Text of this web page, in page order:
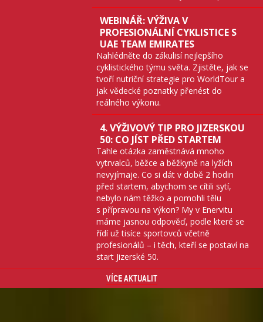
WEBINÁŘ: VÝŽIVA V
PROFESIONÁLNÍ CYKLISTICE S
UAE TEAM EMIRATES
Nahlédněte do zákulisí nejlepšího
cyklistického týmu světa. Zjistěte, jak se
tvoří nutriční strategie pro WorldTour a
jak vědecké poznatky přenést do
reálného výkonu.
4. VÝŽIVOVÝ TIP PRO JIZERSKOU
50: CO JÍST PŘED STARTEM
Tahle otázka zaměstnává mnoho
vytrvalců, běžce a běžkyně na lyžích
nevyjímaje. Co si dát v době 2 hodin
před startem, abychom se cítili sytí,
nebylo nám těžko a pomohli tělu
s přípravou na výkon? My v Enervitu
máme jasnou odpověď, podle které se
řídí už tisíce sportovců včetně
profesionálů – i těch, kteří se postaví na
start Jizerské 50.
VÍCE AKTUALIT